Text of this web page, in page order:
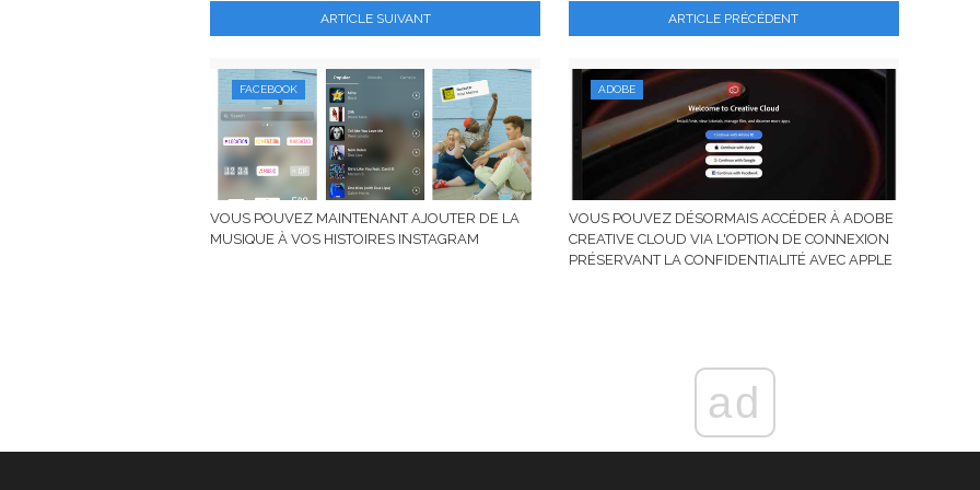
ARTICLE SUIVANT
FACEBOOK
VOUS POUVEZ MAINTENANT AJOUTER DE LA
MUSIQUE À VOS HISTOIRES INSTAGRAM
ARTICLE PRÉCÉDENT
ADOBE
VOUS POUVEZ DÉSORMAIS ACCÉDER À ADOBE
CREATIVE CLOUD VIA L'OPTION DE CONNEXION
PRÉSERVANT LA CONFIDENTIALITÉ AVEC APPLE
ad